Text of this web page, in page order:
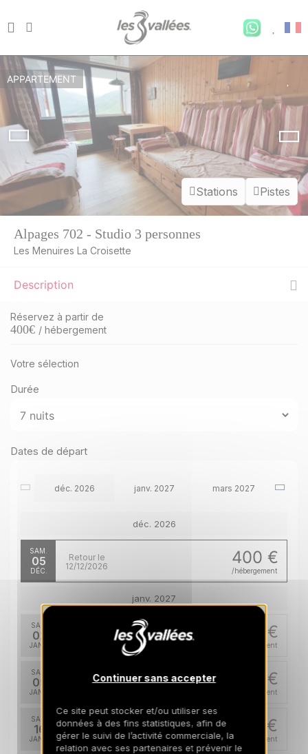
Stations Pistes
APPARTEMENT
Alpages 702 - Studio 3 personnes
Les Menuires La Croisette
Description
Réservez à partir de
400€ / hébergement
Votre sélection
Durée
Dates de départ
déc. 2026 janv. 2027 mars 2027
déc. 2026
SAM.
05
DÉC.
400 €
/hébergement
Retour le
12/12/2026
janv. 2027
SAM.
02
JANV.
425 €
/hébergement
SAM.
09
JANV.
425 €
/hébergement
Retour le
SAM.
16
JANV.
570 €
/hébergement
Retour le
23/01/2027
Continuer sans accepter
Ce site peut stocker et/ou utiliser ses
données à des fins statistiques, afin de
gérer le suivi de l’activité commerciale, la
relation avec ses partenaires et prévenir le